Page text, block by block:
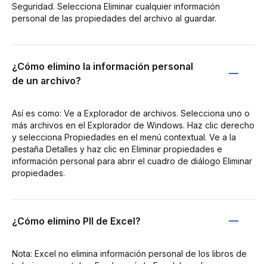
Seguridad. Selecciona Eliminar cualquier información
personal de las propiedades del archivo al guardar.
¿Cómo elimino la información personal
de un archivo?
Así es como: Ve a Explorador de archivos. Selecciona uno o
más archivos en el Explorador de Windows. Haz clic derecho
y selecciona Propiedades en el menú contextual. Ve a la
pestaña Detalles y haz clic en Eliminar propiedades e
información personal para abrir el cuadro de diálogo Eliminar
propiedades.
¿Cómo elimino PII de Excel?
Nota: Excel no elimina información personal de los libros de